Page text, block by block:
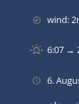
wind:
6:07 →
6.